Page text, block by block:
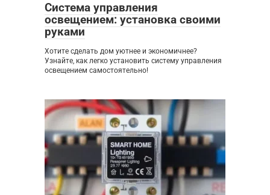
Система управления
освещением: установка своими
руками
Хотите сделать дом уютнее и экономичнее?
Узнайте, как легко установить систему управления
освещением самостоятельно!